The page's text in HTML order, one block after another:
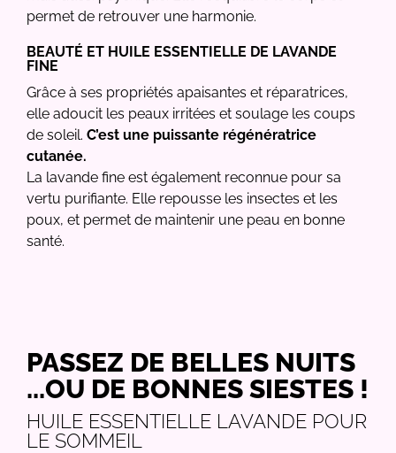
permet de retrouver une harmonie.
BEAUTÉ ET HUILE ESSENTIELLE DE LAVANDE
FINE
Grâce à ses propriétés apaisantes et réparatrices,
elle adoucit les peaux irritées et soulage les coups
de soleil. C’est une puissante régénératrice
cutanée.
La lavande fine est également reconnue pour sa
vertu purifiante. Elle repousse les insectes et les
poux, et permet de maintenir une peau en bonne
santé.
PASSEZ DE BELLES NUITS
...OU DE BONNES SIESTES !
HUILE ESSENTIELLE LAVANDE POUR
LE SOMMEIL